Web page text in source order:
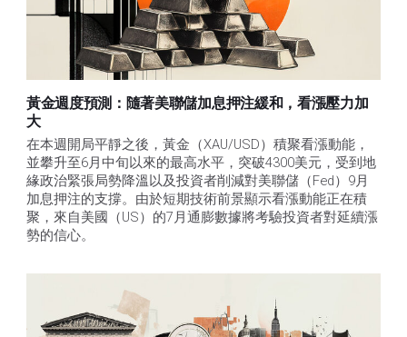
黃金週度預測：隨著美聯儲加息押注緩和，看漲壓力加
大
在本週開局平靜之後，黃金（XAU/USD）積聚看漲動能，
並攀升至6月中旬以來的最高水平，突破4300美元，受到地
緣政治緊張局勢降溫以及投資者削減對美聯儲（Fed）9月
加息押注的支撐。由於短期技術前景顯示看漲動能正在積
聚，來自美國（US）的7月通膨數據將考驗投資者對延續漲
勢的信心。